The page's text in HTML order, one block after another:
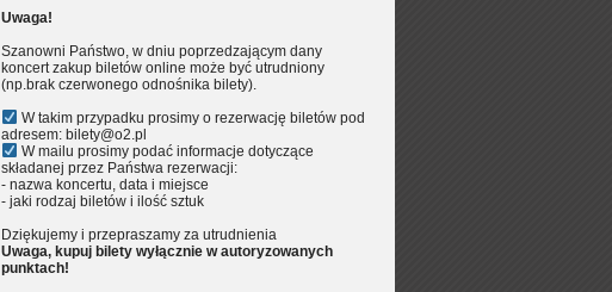
Uwaga!
Szanowni Państwo, w dniu poprzedzającym dany
koncert zakup biletów online może być utrudniony
(np.brak czerwonego odnośnika bilety).
W takim przypadku prosimy o rezerwację biletów pod
adresem: bilety@o2.pl
W mailu prosimy podać informacje dotyczące
składanej przez Państwa rezerwacji:
- nazwa koncertu, data i miejsce
- jaki rodzaj biletów i ilość sztuk
Dziękujemy i przepraszamy za utrudnienia
Uwaga, kupuj bilety wyłącznie w autoryzowanych
punktach!